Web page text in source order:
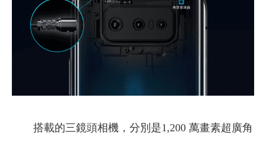
搭載的三鏡頭相機，分別是1,200 萬畫素超廣角